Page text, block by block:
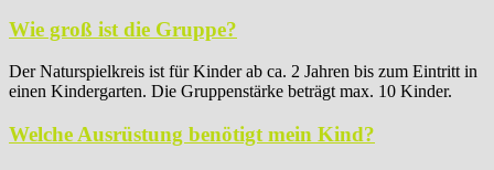
Wie groß ist die Gruppe?
Der Naturspielkreis ist für Kinder ab ca. 2 Jahren bis zum Eintritt in
einen Kindergarten. Die Gruppenstärke beträgt max. 10 Kinder.
Welche Ausrüstung benötigt mein Kind?